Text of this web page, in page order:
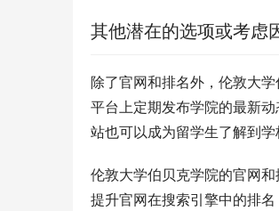
其他潜在的选项或考虑
除了官网和排名外，伦敦大
平台上定期发布学院的最新
站也可以成为留学生了解到学
伦敦大学伯贝克学院的官网
提升官网在搜索引擎中的排